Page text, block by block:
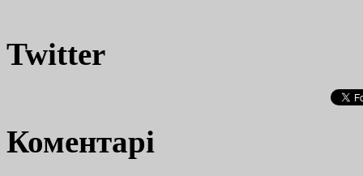
Twitter
Коментарі